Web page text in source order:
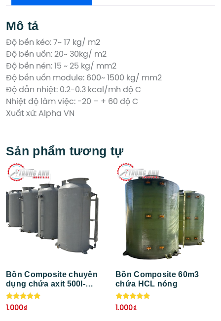
Mô tả
Độ bền kéo: 7~ 17 kg/ m2
Độ bền uốn: 20~ 30kg/ m2
Độ bền nén: 15 ~ 25 kg/ mm2
Độ bền uốn module: 600~ 1500 kg/ mm2
Độ dẫn nhiệt: 0.2-0.3 kcal/mh độ C
Nhiệt độ làm việc: -20 – + 60 độ C
Xuất xứ: Alpha VN
Sản phẩm tương tự
Bồn Composite chuyên
dụng chứa axit 500l-
3000l
Được xếp
hạng
1.000₫
Bồn Composite 60m3
chứa HCL nóng
Được xếp
hạng
1.000₫